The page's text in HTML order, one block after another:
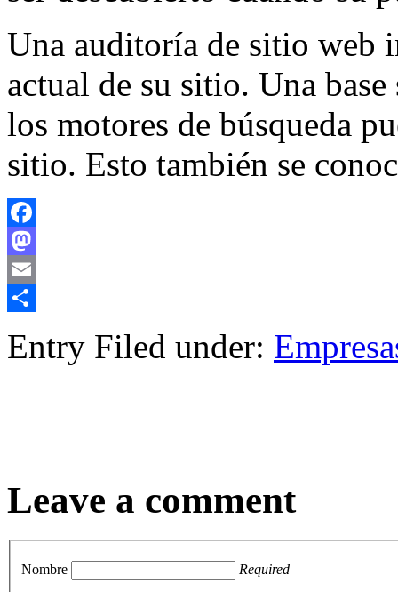
Una auditoría de sitio web
actual de su sitio. Una
los motores de búsqueda
sitio. Esto también se
Facebook
Mastodon
Email
Entry Filed under:
Leave a comment
Nombre Required